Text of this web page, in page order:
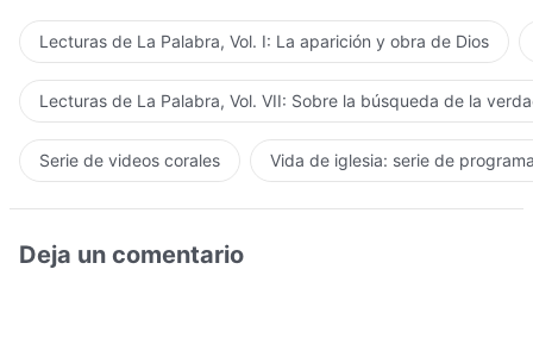
Lecturas de La Palabra, Vol. I: La aparición y obra de Dios
Lecturas de La Palabra, Vol. VII: Sobre la búsqueda de la
Serie de videos corales Vida de iglesia: serie de
Deja un comentario